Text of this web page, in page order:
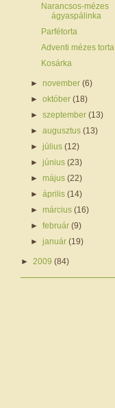
Narancsos-mézes
ágyaspálinka
Parfétorta
Adventi mézes torta
Kosárka
►november(6)
►október(18)
►szeptember(13)
►augusztus(13)
►július(12)
►június(23)
►május(22)
►április(14)
►március(16)
►február(9)
►január(19)
► 2009 (84)